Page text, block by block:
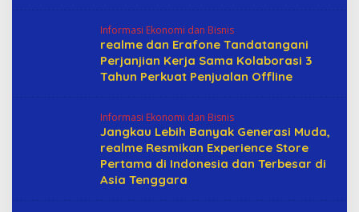
Informasi Ekonomi dan Bisnis
realme dan Erafone Tandatangani
Perjanjian Kerja Sama Kolaborasi 3
Tahun Perkuat Penjualan Offline
Informasi Ekonomi dan Bisnis
Jangkau Lebih Banyak Generasi Muda,
realme Resmikan Experience Store
Pertama di Indonesia dan Terbesar di
Asia Tenggara